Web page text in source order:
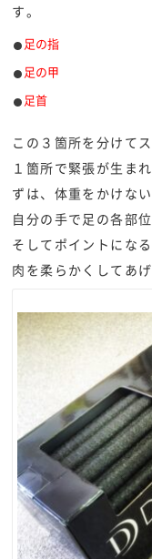
す。
足の指
足の甲
足首
この３箇所を分けて
１箇所で緊張が生ま
ずは、体重をかけな
自分の手で足の各部
そしてポイントにな
肉を柔らかくしてあ